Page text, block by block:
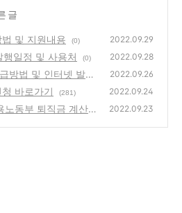
글
및 지원내용 (0) 2022.09.29
일정 및 사용처 (0) 2022.09.28
방법 및 인터넷 발급
2022.09.26
바로가기 (281) 2022.09.24
동부 퇴직금 계산기 2022.09.23